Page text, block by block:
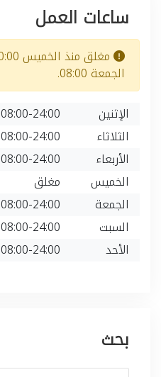
ساعات العمل
الجمعة 08:00.
الإثنين
08:00-24:00
الثلاثاء
08:00-24:00
الأربعاء
08:00-24:00
الخميس
مغلق
الجمعة
08:00-24:00
السبت
08:00-24:00
الأحد
08:00-24:00
بحث